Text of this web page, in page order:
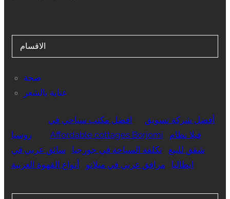
الاقسام
صحة
عناية بالشعر
أفضل شركة تسويق
افضل مكتب سياحي في
روسيا
Affordable cottages Borjomi
فيلا نظام
شقق للبيع
تكلفة السياحة في جورجيا
سائق عربي في
ايطاليا
مرافق عربي في ميلانو أنواع القهوة العربية